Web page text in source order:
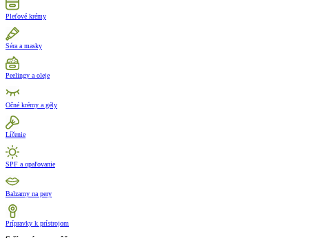
Pleťové krémy
Séra a masky
Peelingy a oleje
Očné krémy a gély
Líčenie
SPF a opaľovanie
Balzamy na pery
Prípravky k prístrojom